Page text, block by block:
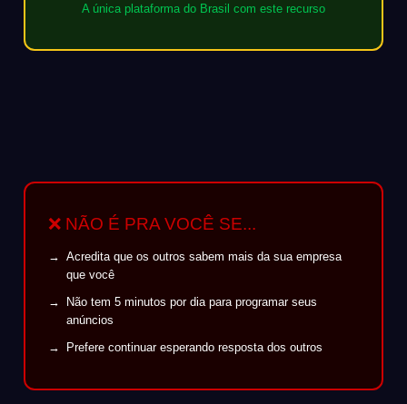
A única plataforma do Brasil com este recurso
❌ NÃO É PRA VOCÊ SE...
Acredita que os outros sabem mais da sua empresa
que você
Não tem 5 minutos por dia para programar seus
anúncios
Prefere continuar esperando resposta dos outros